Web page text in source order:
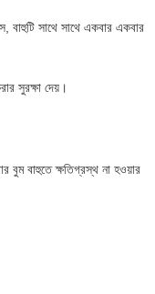
বাহুটি সাথে সাথে একবার একবার
সুরক্ষা দেয়।
বুম বাহুতে ক্ষতিগ্রস্থ না হওয়ার